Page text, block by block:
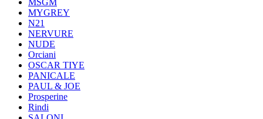
MSGM
MYGREY
N21
NERVURE
NUDE
Orciani
OSCAR TIYE
PANICALE
PAUL & JOE
Prosperine
Rindi